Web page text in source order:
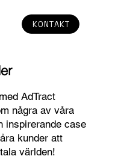
KONTAKT
AdTract
några av våra
inspirerande case
kunder att
världen!